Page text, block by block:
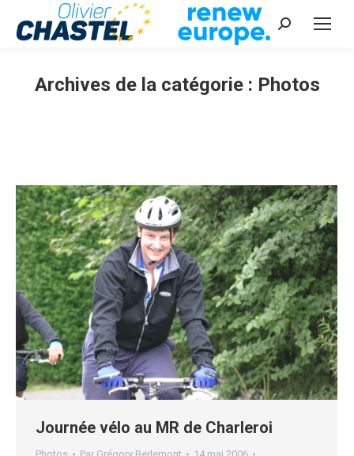
Recherche
Archives de la catégorie : Photos
Journée vélo au MR de Charleroi